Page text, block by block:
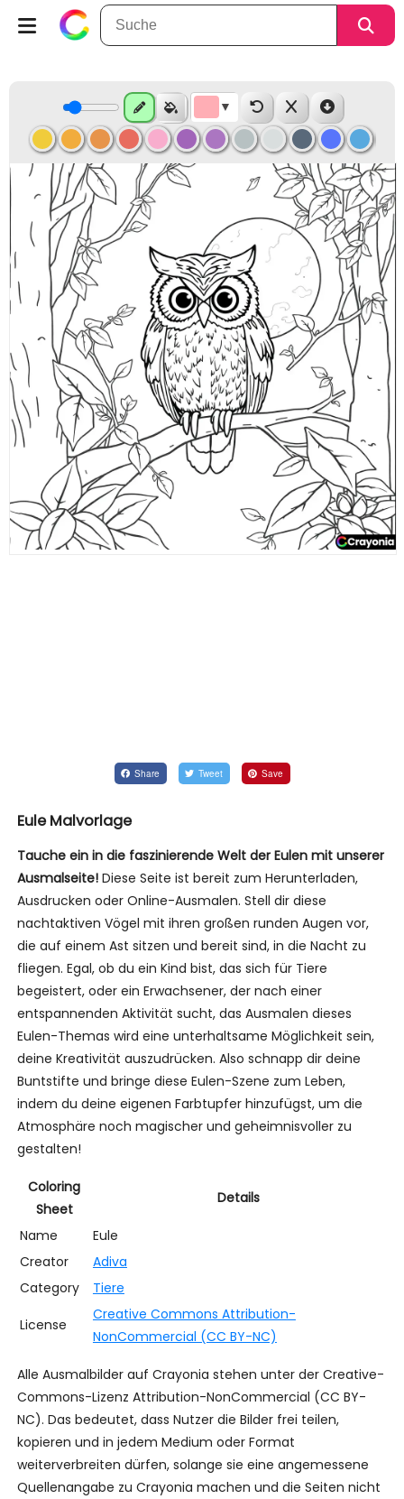
Share Tweet Save
Eule Malvorlage
Tauche ein in die faszinierende Welt der Eulen mit unserer
Ausmalseite!Diese Seite ist bereit zum Herunterladen,
Ausdrucken oder Online-Ausmalen. Stell dir diese
nachtaktiven Vögel mit ihren großen runden Augen vor,
die auf einem Ast sitzen und bereit sind, in die Nacht zu
fliegen. Egal, ob du ein Kind bist, das sich für Tiere
begeistert, oder ein Erwachsener, der nach einer
entspannenden Aktivität sucht, das Ausmalen dieses
Eulen-Themas wird eine unterhaltsame Möglichkeit sein,
deine Kreativität auszudrücken. Also schnapp dir deine
Buntstifte und bringe diese Eulen-Szene zum Leben,
indem du deine eigenen Farbtupfer hinzufügst, um die
Atmosphäre noch magischer und geheimnisvoller zu
gestalten!
Coloring
Sheet
Details
Name
Eule
Creator
Adiva
Category
Tiere
License
Creative Commons Attribution-
NonCommercial (CC BY-NC)
Alle Ausmalbilder auf Crayonia stehen unter der Creative-
Commons-Lizenz Attribution-NonCommercial (CC BY-
NC). Das bedeutet, dass Nutzer die Bilder frei teilen,
kopieren und in jedem Medium oder Format
weiterverbreiten dürfen, solange sie eine angemessene
Quellenangabe zu Crayonia machen und die Seiten nicht